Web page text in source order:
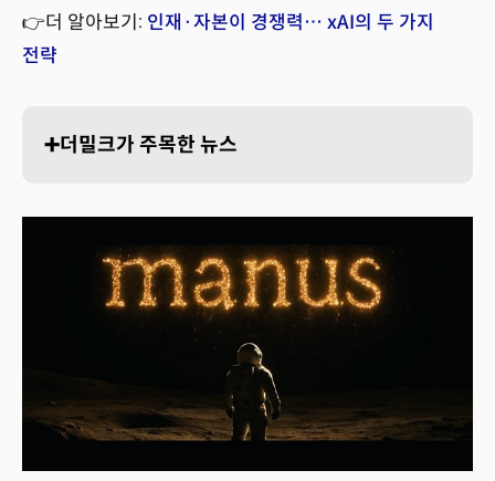
👉더 알아보기: 인재·자본이 경쟁력… xAI의 두 가지
전략
➕더밀크가 주목한 뉴스